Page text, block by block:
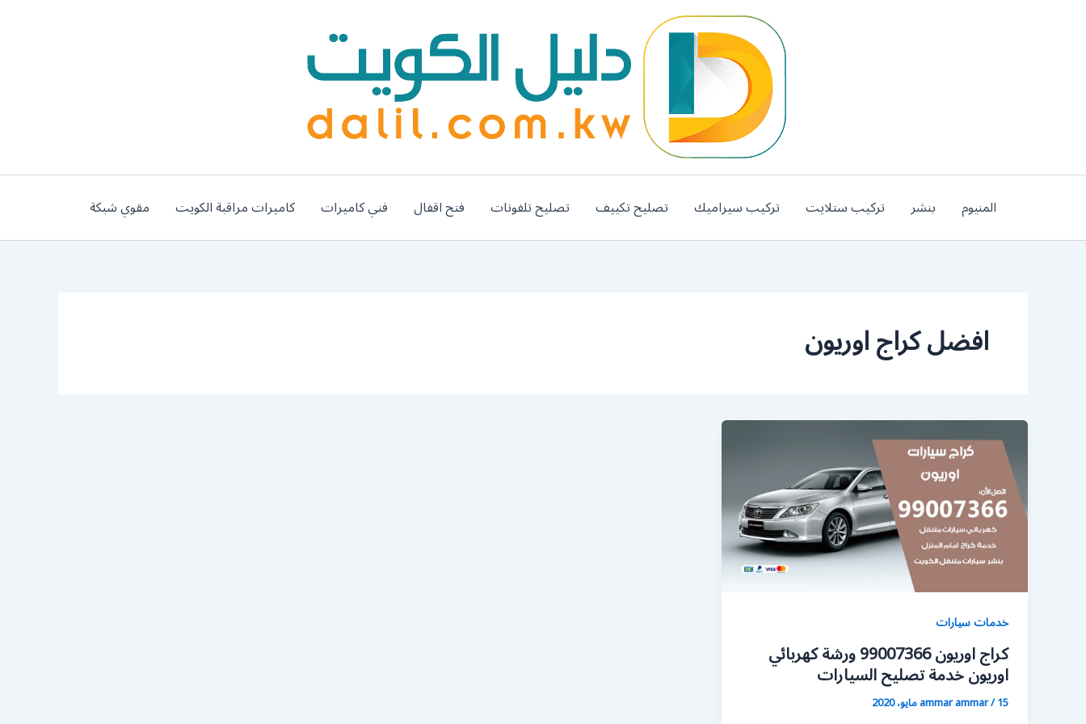
المنيوم بنشر تركيب ستلايت تركيب سيراميك تصليح تكييف تصليح تلفونات فتح اقفال فني كاميرات كاميرات مراقبة الكويت مقوي شبكة
افضل كراج اوريون
خدمات سيارات
كراج اوريون 99007366 ورشة كهربائي
اوريون خدمة تصليح السيارات
ammar ammar/15 مايو، 2020